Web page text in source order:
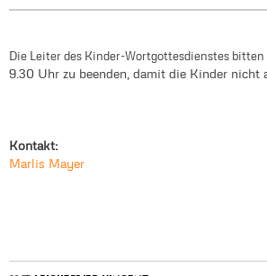
Die Leiter des Kinder-Wortgottesdienstes
9.30 Uhr zu beenden, damit die Kinder nicht
Kontakt:
Marlis Mayer